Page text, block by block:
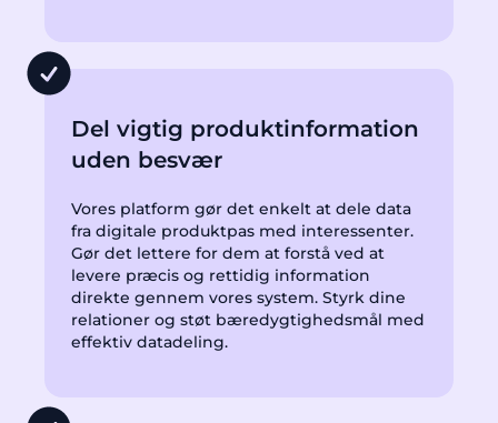
Del vigtig produktinformation
uden besvær
Vores platform gør det enkelt at dele data
fra digitale produktpas med interessenter.
Gør det lettere for dem at forstå ved at
levere præcis og rettidig information
direkte gennem vores system. Styrk dine
relationer og støt bæredygtighedsmål med
effektiv datadeling.